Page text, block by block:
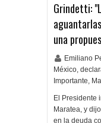
Grindetti:
una
Emiliano
México,
Importante,
El Presidente
Maratea, y
en la deuda